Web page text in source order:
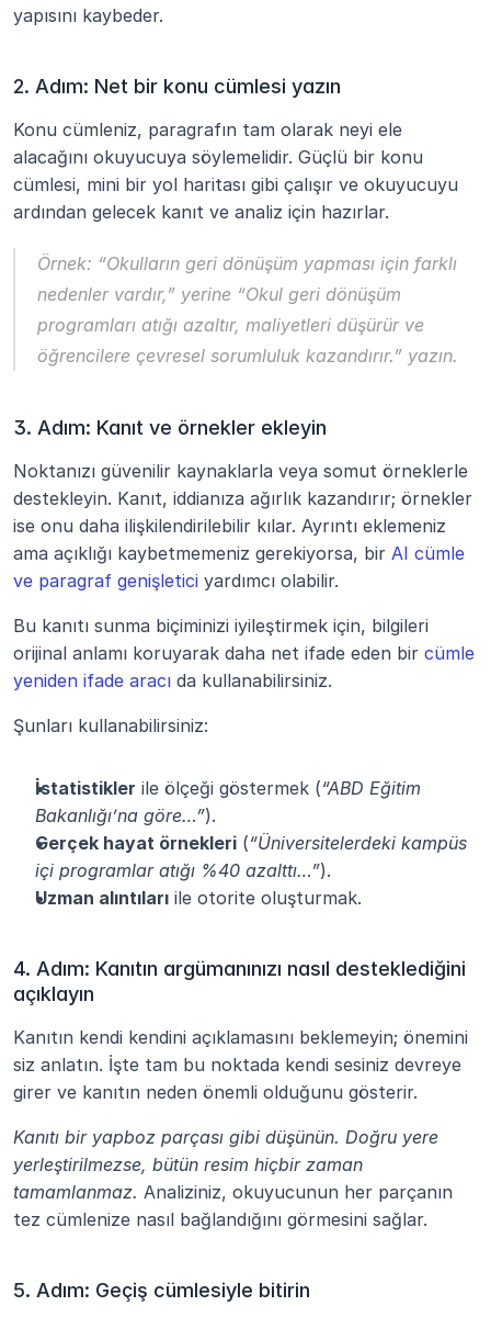
yapısını kaybeder.
2. Adım: Net bir konu cümlesi yazın
Konu cümleniz, paragrafın tam olarak neyi ele
alacağını okuyucuya söylemelidir. Güçlü bir konu
cümlesi, mini bir yol haritası gibi çalışır ve okuyucuyu
ardından gelecek kanıt ve analiz için hazırlar.
Örnek: “Okulların geri dönüşüm yapması için farklı
nedenler vardır,” yerine “Okul geri dönüşüm
programları atığı azaltır, maliyetleri düşürür ve
öğrencilere çevresel sorumluluk kazandırır.” yazın.
3. Adım: Kanıt ve örnekler ekleyin
Noktanızı güvenilir kaynaklarla veya somut örneklerle
destekleyin. Kanıt, iddianıza ağırlık kazandırır; örnekler
ise onu daha ilişkilendirilebilir kılar. Ayrıntı eklemeniz
ama açıklığı kaybetmemeniz gerekiyorsa, bir AI cümle
ve paragraf genişletici yardımcı olabilir.
Bu kanıtı sunma biçiminizi iyileştirmek için, bilgileri
orijinal anlamı koruyarak daha net ifade eden bir cümle
yeniden ifade aracı da kullanabilirsiniz.
Şunları kullanabilirsiniz:
İstatistikler ile ölçeği göstermek (“ABD Eğitim
Bakanlığı’na göre…”).
Gerçek hayat örnekleri (“Üniversitelerdeki kampüs
içi programlar atığı %40 azalttı…”).
Uzman alıntıları ile otorite oluşturmak.
4. Adım: Kanıtın argümanınızı nasıl desteklediğini
açıklayın
Kanıtın kendi kendini açıklamasını beklemeyin; önemini
siz anlatın. İşte tam bu noktada kendi sesiniz devreye
girer ve kanıtın neden önemli olduğunu gösterir.
Kanıtı bir yapboz parçası gibi düşünün. Doğru yere
yerleştirilmezse, bütün resim hiçbir zaman
tamamlanmaz. Analiziniz, okuyucunun her parçanın
tez cümlenize nasıl bağlandığını görmesini sağlar.
5. Adım: Geçiş cümlesiyle bitirin